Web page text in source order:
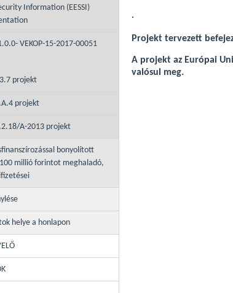
Information (EESSI)
VEKOP-15-2017-00051
projekt
projekt
A-2013 projekt
bonyolított
millió forintot meghaladó,
helye a honlapon
·
Projekt tervezett
A projekt az Európai
valósul meg.